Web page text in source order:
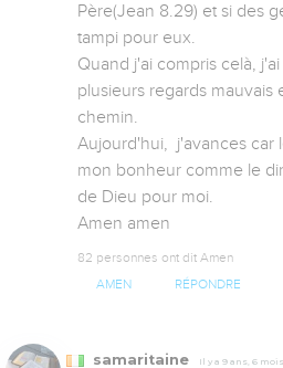
Père(Jean 8.29) et si des
tampi pour eux.
Quand j'ai compris celà,
plusieurs regards mauvais
chemin.
Aujourd'hui,  j'avances car
mon bonheur comme le
de Dieu pour moi.
Amen amen
82 personnes ont dit Amen
AMEN RÉPONDRE
samaritaine Il y a 9 ans, 6 mois